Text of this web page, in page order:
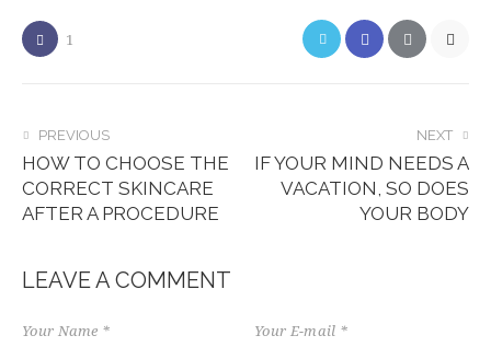
1
PREVIOUS
HOW TO CHOOSE THE
CORRECT SKINCARE
AFTER A PROCEDURE
NEXT
IF YOUR MIND NEEDS A
VACATION, SO DOES
YOUR BODY
LEAVE A COMMENT